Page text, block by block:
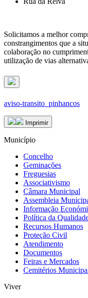
Solicitamos a melhor
constrangimentos que a
colaboração no
utilização de vias
aviso-transito_pinhancos
Imprimir
Município
Concelho
Geminações
Freguesias
Associativismo
Câmara Municipal
Assembleia
Informação
Política da
Recursos Humanos
Proteção Civil
Atendimento
Documentos
Feiras e Mercados
Cemitérios
Viver